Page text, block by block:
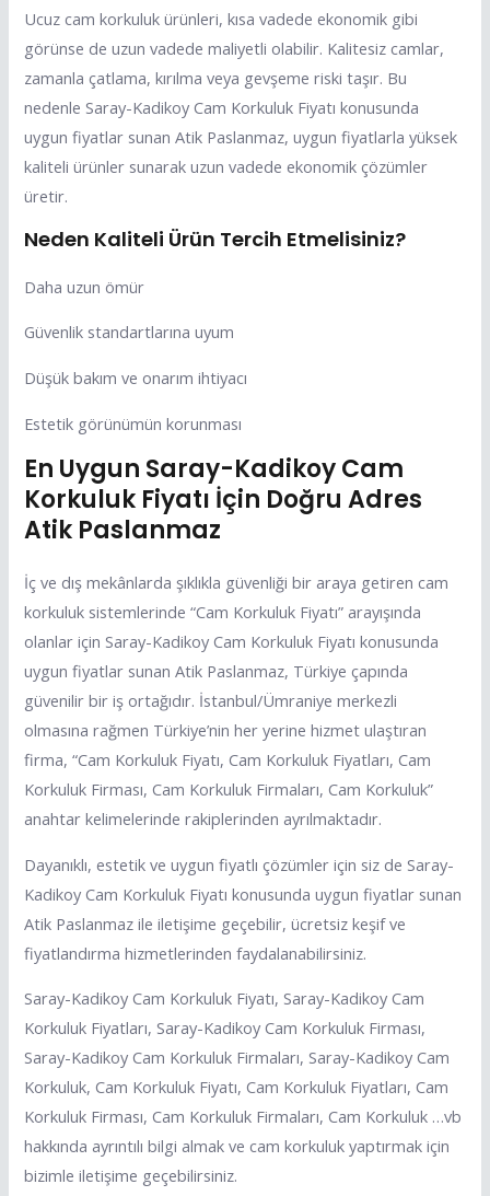
Ucuz cam korkuluk ürünleri, kısa vadede ekonomik gibi
görünse de uzun vadede maliyetli olabilir. Kalitesiz camlar,
zamanla çatlama, kırılma veya gevşeme riski taşır. Bu
nedenle Saray-Kadikoy Cam Korkuluk Fiyatı konusunda
uygun fiyatlar sunan Atik Paslanmaz, uygun fiyatlarla yüksek
kaliteli ürünler sunarak uzun vadede ekonomik çözümler
üretir.
Neden Kaliteli Ürün Tercih Etmelisiniz?
Daha uzun ömür
Güvenlik standartlarına uyum
Düşük bakım ve onarım ihtiyacı
Estetik görünümün korunması
En Uygun Saray-Kadikoy Cam
Korkuluk Fiyatı İçin Doğru Adres
Atik Paslanmaz
İç ve dış mekânlarda şıklıkla güvenliği bir araya getiren cam
korkuluk sistemlerinde “Cam Korkuluk Fiyatı” arayışında
olanlar için Saray-Kadikoy Cam Korkuluk Fiyatı konusunda
uygun fiyatlar sunan Atik Paslanmaz, Türkiye çapında
güvenilir bir iş ortağıdır. İstanbul/Ümraniye merkezli
olmasına rağmen Türkiye’nin her yerine hizmet ulaştıran
firma, “Cam Korkuluk Fiyatı, Cam Korkuluk Fiyatları, Cam
Korkuluk Firması, Cam Korkuluk Firmaları, Cam Korkuluk”
anahtar kelimelerinde rakiplerinden ayrılmaktadır.
Dayanıklı, estetik ve uygun fiyatlı çözümler için siz de Saray-
Kadikoy Cam Korkuluk Fiyatı konusunda uygun fiyatlar sunan
Atik Paslanmaz ile iletişime geçebilir, ücretsiz keşif ve
fiyatlandırma hizmetlerinden faydalanabilirsiniz.
Saray-Kadikoy Cam Korkuluk Fiyatı, Saray-Kadikoy Cam
Korkuluk Fiyatları, Saray-Kadikoy Cam Korkuluk Firması,
Saray-Kadikoy Cam Korkuluk Firmaları, Saray-Kadikoy Cam
Korkuluk, Cam Korkuluk Fiyatı, Cam Korkuluk Fiyatları, Cam
Korkuluk Firması, Cam Korkuluk Firmaları, Cam Korkuluk …vb
hakkında ayrıntılı bilgi almak ve cam korkuluk yaptırmak için
bizimle iletişime geçebilirsiniz.